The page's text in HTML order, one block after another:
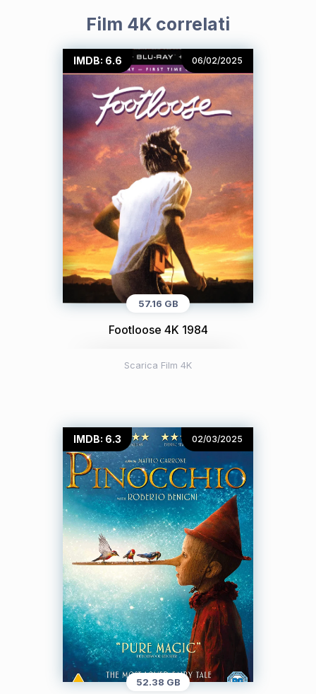
Film 4K correlati
IMDB: 6.6 06/02/2025
57.16 GB
Footloose 4K 1984
Scarica Film 4K
IMDB: 6.3 02/03/2025
52.38 GB